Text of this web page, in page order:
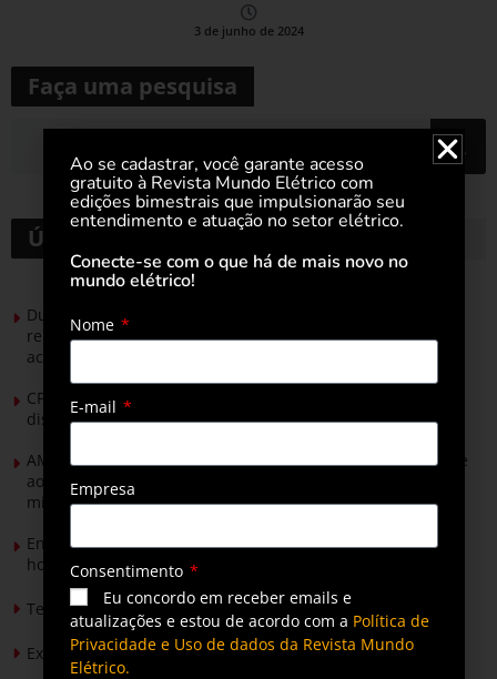
3 de junho de 2024
Faça uma pesquisa
Últimas notícias
Durante esforço concentrado do Congresso, setor de
renováveis apresenta no Senado Federal pautas para
acelerar transição energética
CPFL Energia e TIM se unem para criar a rede de
distribuição do futuro com tecnologia privativa
AMIG Brasil convida pré-candidatos ao Governo de Minas e
ao Senado para discutir propostas para os municípios
mineradores e afetados
Energia solar permitirá ampliar em 25% a produção de
hortaliças em projeto social no Tocantins
Tendências de Iluminação em 2026
Expansão da energia solar no Brasil
Ao se cadastrar, você garante acesso
gratuito à Revista Mundo Elétrico com
edições bimestrais que impulsionarão seu
entendimento e atuação no setor elétrico.
Conecte-se com o que há de mais novo no
mundo elétrico!
Nome
E-mail
Empresa
Consentimento
Eu concordo em receber emails e
atualizações e estou de acordo com a Política de
Privacidade e Uso de dados da Revista Mundo
Elétrico.